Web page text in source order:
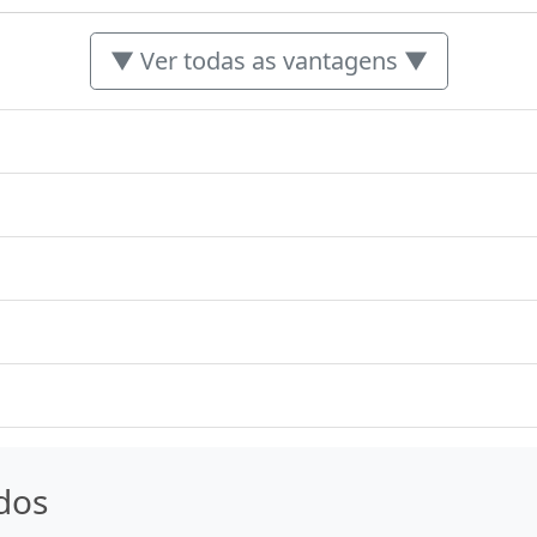
▼ Ver todas as vantagens ▼